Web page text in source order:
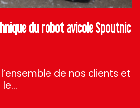
du robot avicole Spoutnic
de nos clients et
le…